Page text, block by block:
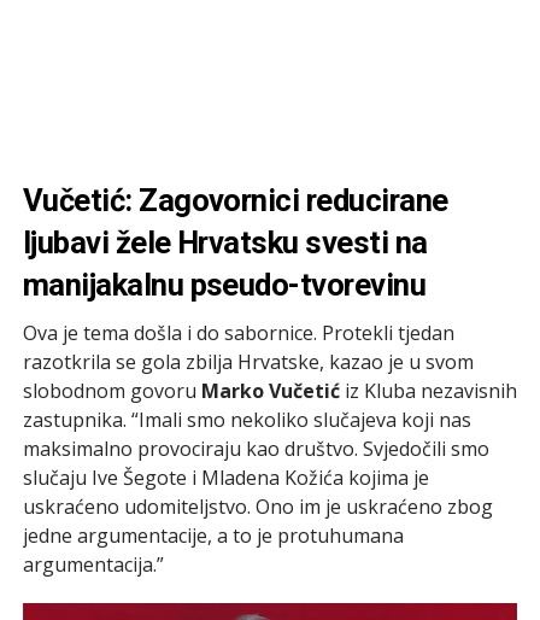
Vučetić: Zagovornici reducirane
ljubavi žele Hrvatsku svesti na
manijakalnu pseudo-tvorevinu
Ova je tema došla i do sabornice. Protekli tjedan
razotkrila se gola zbilja Hrvatske, kazao je u svom
slobodnom govoru Marko Vučetićiz Kluba nezavisnih
zastupnika. “Imali smo nekoliko slučajeva koji nas
maksimalno provociraju kao društvo. Svjedočili smo
slučaju Ive Šegote i Mladena Kožića kojima je
uskraćeno udomiteljstvo. Ono im je uskraćeno zbog
jedne argumentacije, a to je protuhumana
argumentacija.”